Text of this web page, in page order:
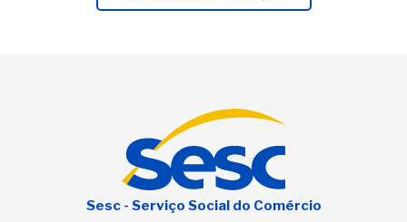
Sesc - Serviço Social do Comércio